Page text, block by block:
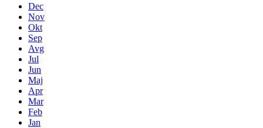
Dec
Nov
Okt
Sep
Avg
Jul
Jun
Maj
Apr
Mar
Feb
Jan